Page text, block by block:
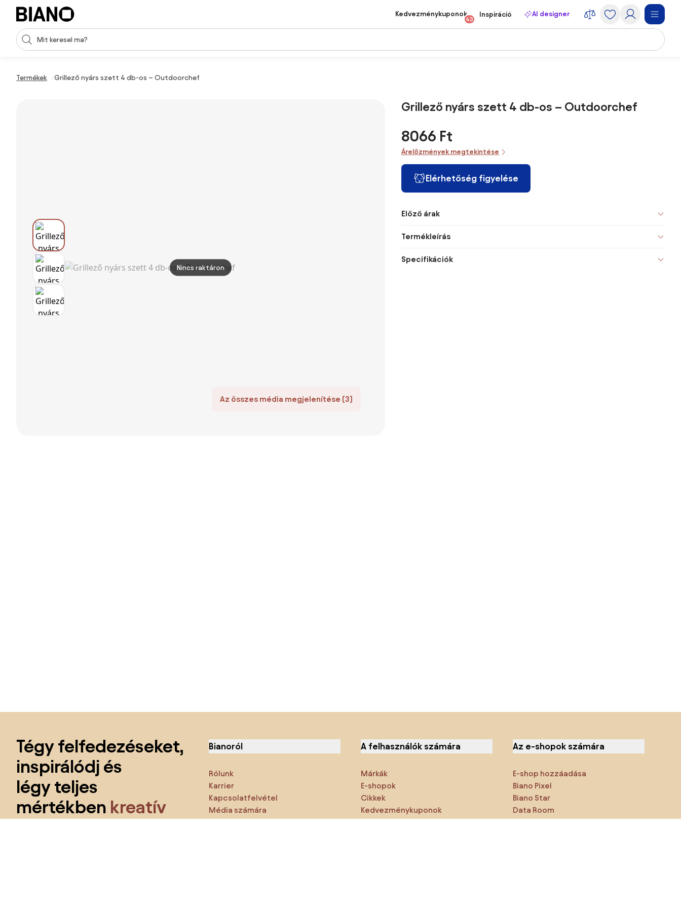
Navigáció kihagyása, ugrás a tartalomra
Keresési bevitel
Kedvezménykuponok
43
Inspiráció AI designer
Termékek Grillező nyárs szett 4 db-os – Outdoorchef
Az összes média megjelenítése (3)
Nincs raktáron
Grillező nyárs szett 4 db-os – Outdoorchef
8066 Ft
Árelőzmények megtekintése
Elérhetőség figyelése
Előző árak
Termékleírás
Specifikációk
Tégy felfedezéseket,
inspirálódj és
légy teljes
mértékben kreatív
Bianoról
Rólunk
Karrier
Kapcsolatfelvétel
Média számára
A felhasználók számára
Márkák
E-shopok
Cikkek
Kedvezménykuponok
Az e-shopok számára
E-shop hozzáadása
Biano Pixel
Biano Star
Data Room